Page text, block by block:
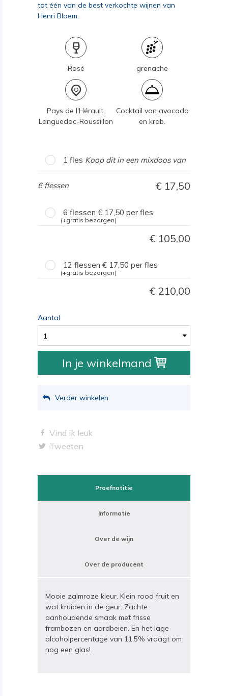
tot één van de best verkochte wijnen van
Henri Bloem.
Rosé grenache
Pays de l'Hérault,
Languedoc-Roussillon
Cocktail van avocado
en krab.
1 fles Koop dit in een mixdoos van
6 flessen 17,50
6 flessen 17,50 per fles
(+gratis bezorgen)
105,00
12 flessen 17,50 per fles
(+gratis bezorgen)
210,00
Aantal
1
In je winkelmand
Verder winkelen
Vind ik leuk
Tweeten
Proefnotitie
Informatie
Over de wijn
Over de producent
Mooie zalmroze kleur. Klein rood fruit en
wat kruiden in de geur. Zachte
aanhoudende smaak met frisse
frambozen en aardbeien. En het lage
alcoholpercentage van 11,5% vraagt om
nog een glas!